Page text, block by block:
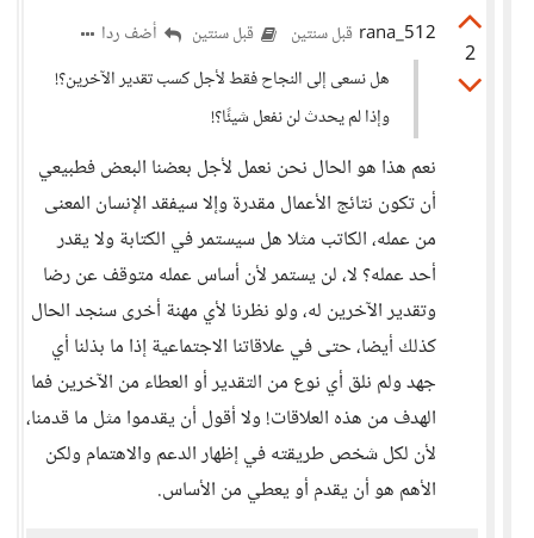
2
rana_512 قبل سنتين قبل سنتين
أضف ردا
هل نسعى إلى النجاح فقط لأجل كسب تقدير الآخرين؟!
وإذا لم يحدث لن نفعل شيئًا؟!
نعم هذا هو الحال نحن نعمل لأجل بعضنا البعض فطبيعي
أن تكون نتائج الأعمال مقدرة وإلا سيفقد الإنسان المعنى
من عمله، الكاتب مثلا هل سيستمر في الكتابة ولا يقدر
أحد عمله؟ لا، لن يستمر لأن أساس عمله متوقف عن رضا
وتقدير الآخرين له، ولو نظرنا لأي مهنة أخرى سنجد الحال
كذلك أيضا، حتى في علاقاتنا الاجتماعية إذا ما بذلنا أي
جهد ولم نلق أي نوع من التقدير أو العطاء من الآخرين فما
الهدف من هذه العلاقات! ولا أقول أن يقدموا مثل ما قدمنا،
لأن لكل شخص طريقته في إظهار الدعم والاهتمام ولكن
الأهم هو أن يقدم أو يعطي من الأساس.